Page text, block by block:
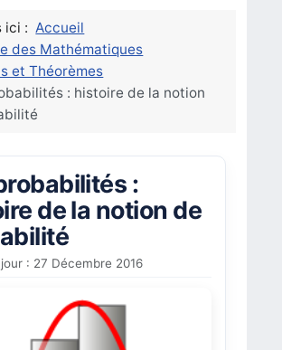
ici : Accueil
des Mathématiques
et Théorèmes
: histoire de la notion
:
de la notion de
: 27 Décembre 2016